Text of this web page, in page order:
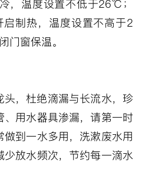
，温度设置不低于26℃；
制热，温度设置不高于2
门窗保温。
头，杜绝滴漏与长流水，珍
用水器具渗漏，请第一时
到一水多用，洗漱废水用
放水频次，节约每一滴水